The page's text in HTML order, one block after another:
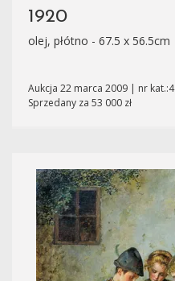
1920
olej, płótno - 67.5 x 56.5cm
Aukcja 22 marca 2009 | nr kat.:4
Sprzedany za 53 000 zł